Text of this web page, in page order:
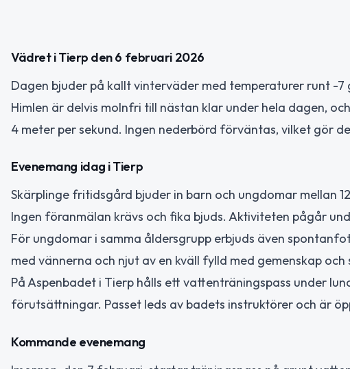
Vädret i Tierp den 6 februari 2026
Dagen bjuder på kallt vinterväder med temperaturer runt -
Himlen är delvis molnfri till nästan klar under hela dagen,
4 meter per sekund. Ingen nederbörd förväntas, vilket gör
Evenemang idag i Tierp
Skärplinge fritidsgård bjuder in barn och ungdomar mellan
Ingen föranmälan krävs och fika bjuds. Aktiviteten pågår
För ungdomar i samma åldersgrupp erbjuds även
med vännerna och njut av en kväll fylld med gemenskap och
På Aspenbadet i Tierp hålls ett vattenträningspass under
förutsättningar. Passet leds av badets instruktörer och är
Kommande evenemang